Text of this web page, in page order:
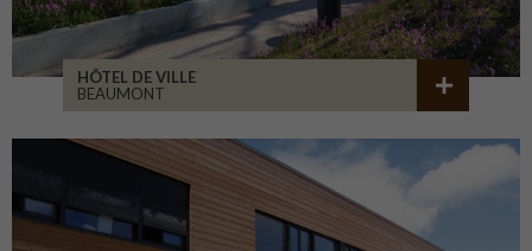
HÔTEL DE VILLE
BEAUMONT